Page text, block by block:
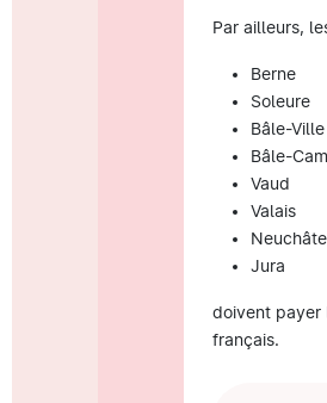
Par ailleurs,
Berne
Soleure
Bâle-Ville
Bâle-
Vaud
Valais
Jura
doivent payer
français.